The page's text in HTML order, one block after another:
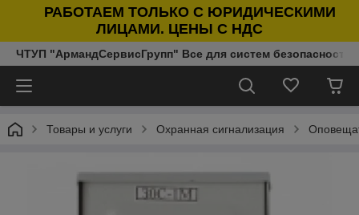
РАБОТАЕМ ТОЛЬКО С ЮРИДИЧЕСКИМИ
ЛИЦАМИ. ЦЕНЫ С НДС
ЧТУП "АрмандСервисГрупп" Все для систем безопасности
Товары и услуги Охранная сигнализация